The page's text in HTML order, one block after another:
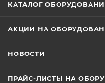
КАТАЛОГ
АКЦИИ НА
НОВОСТИ
ПРАЙС-ЛИСТЫ НА